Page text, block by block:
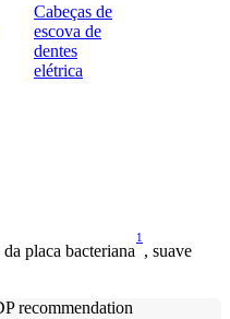
Cabeças de
escova de
dentes
elétrica
placa bacteriana
1
, suave